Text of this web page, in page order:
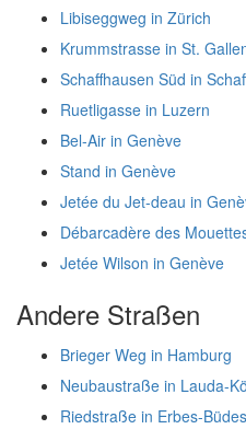
Libiseggweg in Zürich
Krummstrasse in St.
Schaffhausen Süd in
Ruetligasse in Luzern
Bel-Air in Genève
Stand in Genève
Jetée du Jet-deau in
Débarcadère des
Jetée Wilson in Genève
Andere Straßen
Brieger Weg in Hamburg
Neubaustraße in Lauda-
Riedstraße in Erbes-